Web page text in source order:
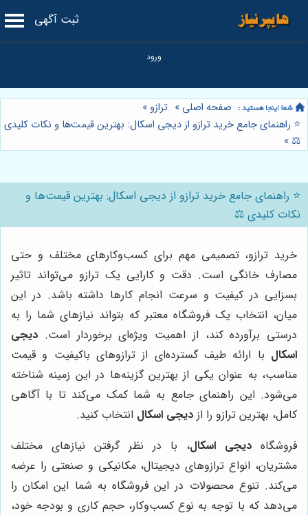
ثبت آگهی
صفحه اصلی » ترازو »
⭐️ راهنمای جامع خرید ترازو از دیجی اسکال: بهترین قیمت‌ها و نکات کلیدی
⚖️
»
⭐️ راهنمای جامع خرید ترازو از دیجی اسکال: بهترین قیمت‌ها و
نکات کلیدی ⚖️
خرید ترازو، تصمیمی مهم برای کسب‌وکارهای مختلف و حتی
مصارف خانگی است. دقت و کارایی یک ترازو می‌تواند تاثیر
بسزایی در کیفیت و سرعت انجام کارها داشته باشد. در این
میان، انتخاب یک فروشگاه معتبر که بتواند نیازهای شما را به
درستی برآورده کند، از اهمیت ویژه‌ای برخوردار است. دیجی
اسکال با ارائه طیف گسترده‌ای از ترازوهای باکیفیت و قیمت
مناسب، به عنوان یکی از بهترین گزینه‌ها در این زمینه شناخته
می‌شود. این راهنمای جامع به شما کمک می‌کند تا با آگاهی
کامل، بهترین ترازو را از دیجی اسکال انتخاب کنید.
فروشگاه دیجی اسکال، با در نظر گرفتن نیازهای مختلف
مشتریان، انواع ترازوهای دیجیتال، مکانیکی و صنعتی را عرضه
می‌کند. تنوع محصولات در این فروشگاه به شما این امکان را
می‌دهد که با توجه به نوع کسب‌وکار، حجم کاری و بودجه خود،